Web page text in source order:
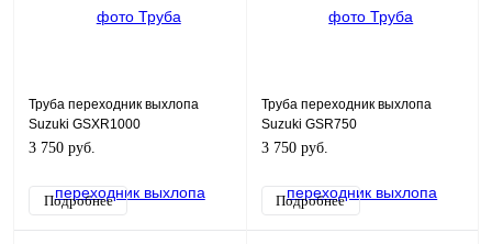
Труба переходник выхлопа
Suzuki GSXR1000
3 750 руб.
Подробнее
Труба переходник выхлопа
Suzuki GSR750
3 750 руб.
Подробнее